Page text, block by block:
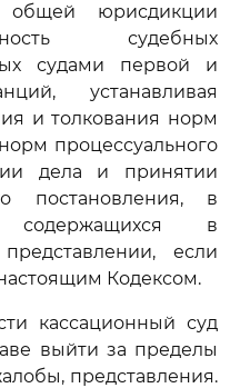
юрисдикции
судебных
судами первой и
устанавливая
и толкования норм
процессуального
дела и принятии
постановления, в
содержащихся в
если
Кодексом.
кассационный суд
выйти за пределы
представления.